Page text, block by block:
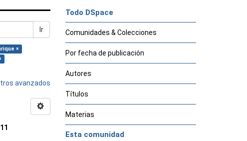
Ir
×
avanzados
Todo DSpace
Comunidades & Colecciones
Por fecha de publicación
Autores
Títulos
Materias
Esta comunidad